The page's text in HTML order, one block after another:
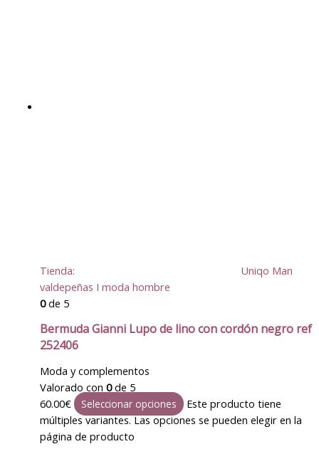
Tienda:
Uniqo Man
valdepeñas I moda hombre
0de 5
Bermuda Gianni Lupo de lino con cordón negro ref
252406
Moda y complementos
Valorado con 0de 5
60.00€ Seleccionar opciones
Este producto tiene
múltiples variantes. Las opciones se pueden elegir en la
página de producto